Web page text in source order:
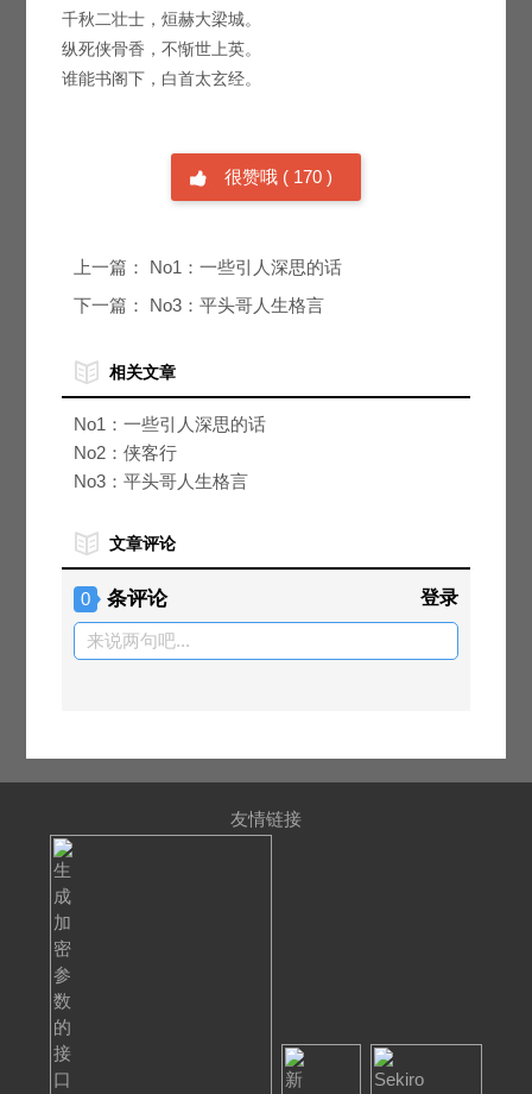
千秋二壮士，烜赫大梁城。
纵死侠骨香，不惭世上英。
谁能书阁下，白首太玄经。
很赞哦( 170)
上一篇： No1：一些引人深思的话
下一篇： No3：平头哥人生格言
相关文章
No1：一些引人深思的话
No2：侠客行
No3：平头哥人生格言
文章评论
0 条评论 登录
来说两句吧...
友情链接